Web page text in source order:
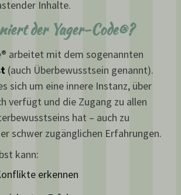
Inhalte.
der Yager-Code®?
arbeitet mit dem sogenannten
(auch Überbewusstsein genannt).
sich um eine innere Instanz, über
verfügt und die Zugang zu allen
hat – auch zu
schwer zugänglichen Erfahrungen.
kann:
erkennen